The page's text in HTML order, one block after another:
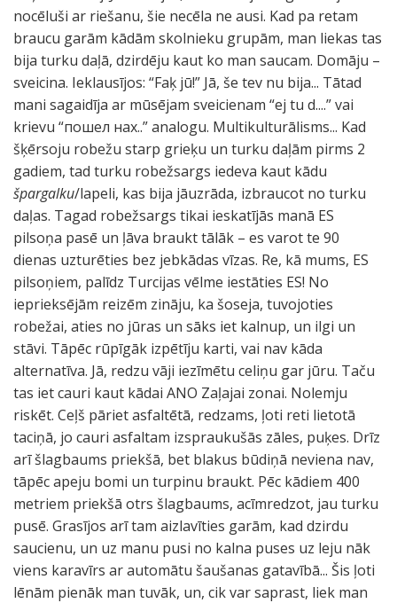
nocēluši ar riešanu, šie necēla ne ausi. Kad pa retam
braucu garām kādām skolnieku grupām, man liekas tas
bija turku daļā, dzirdēju kaut ko man saucam. Domāju –
sveicina. Ieklausījos: “Faķ jū!” Jā, še tev nu bija... Tātad
mani sagaidīja ar mūsējam sveicienam “ej tu d....” vai
krievu “пошел нах..” analogu. Multikulturālisms... Kad
šķērsoju robežu starp grieķu un turku daļām pirms 2
gadiem, tad turku robežsargs iedeva kaut kādu
špargalku/lapeli, kas bija jāuzrāda, izbraucot no turku
daļas. Tagad robežsargs tikai ieskatījās manā ES
pilsoņa pasē un ļāva braukt tālāk – es varot te 90
dienas uzturēties bez jebkādas vīzas. Re, kā mums, ES
pilsoņiem, palīdz Turcijas vēlme iestāties ES! No
ieprieksējām reizēm zināju, ka šoseja, tuvojoties
robežai, aties no jūras un sāks iet kalnup, un ilgi un
stāvi. Tāpēc rūpīgāk izpētīju karti, vai nav kāda
alternatīva. Jā, redzu vāji iezīmētu celiņu gar jūru. Taču
tas iet cauri kaut kādai ANO Zaļajai zonai. Nolemju
riskēt. Ceļš pāriet asfaltētā, redzams, ļoti reti lietotā
taciņā, jo cauri asfaltam izspraukušās zāles, puķes. Drīz
arī šlagbaums priekšā, bet blakus būdiņā neviena nav,
tāpēc apeju bomi un turpinu braukt. Pēc kādiem 400
metriem priekšā otrs šlagbaums, acīmredzot, jau turku
pusē. Grasījos arī tam aizlavīties garām, kad dzirdu
saucienu, un uz manu pusi no kalna puses uz leju nāk
viens karavīrs ar automātu šaušanas gatavībā... Šis ļoti
lēnām pienāk man tuvāk, un, cik var saprast, liek man